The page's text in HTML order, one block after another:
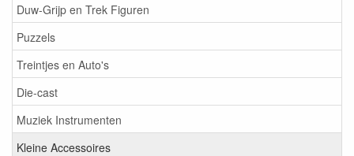
Duw-Grijp en Trek Figuren
Puzzels
Treintjes en Auto's
Die-cast
Muziek Instrumenten
Kleine Accessoires